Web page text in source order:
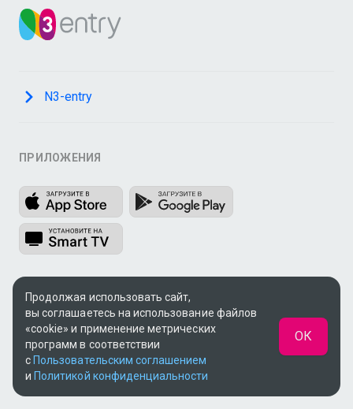
N3-entry
ПРИЛОЖЕНИЯ
© 2009 - 2026, ООО «Медиа Системы»
support@n3.ru
v3.8.14 | SSR
UUID: 848ffcc1-6310-4d65-9941-090a757bb9de
Продолжая использовать сайт,
вы соглашаетесь на использование файлов
«cookie» и применение метрических
программ в соответствии
с Пользовательским соглашением
и Политикой конфиденциальности
ОК